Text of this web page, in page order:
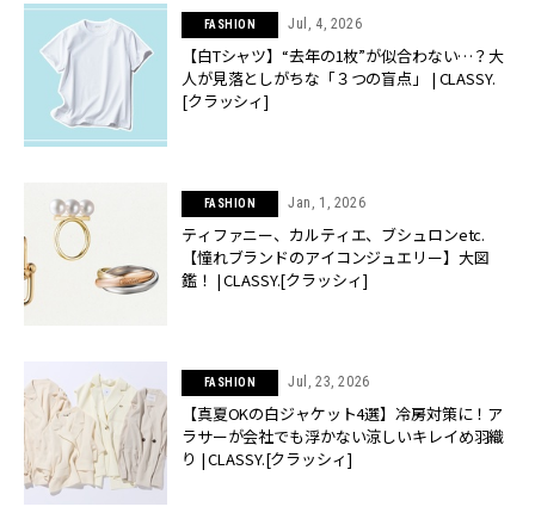
FASHION Jul, 4, 2026
【白Tシャツ】“去年の1枚”が似合わない…？大
人が見落としがちな「３つの盲点」 | CLASSY.
[クラッシィ]
FASHION Jan, 1, 2026
ティファニー、カルティエ、ブシュロンetc.
【憧れブランドのアイコンジュエリー】大図
鑑！ | CLASSY.[クラッシィ]
FASHION Jul, 23, 2026
【真夏OKの白ジャケット4選】冷房対策に！ア
ラサーが会社でも浮かない涼しいキレイめ羽織
り | CLASSY.[クラッシィ]